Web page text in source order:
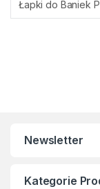
Łapki do Baniek
Newsletter
Kategorie